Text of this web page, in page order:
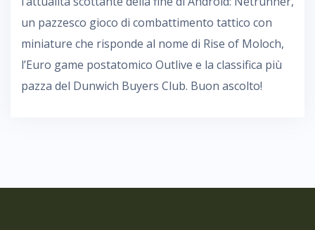
un pazzesco gioco di combattimento tattico con
miniature che risponde al nome di Rise of Moloch,
l’Euro game postatomico Outlive e la classifica più
pazza del Dunwich Buyers Club. Buon ascolto!